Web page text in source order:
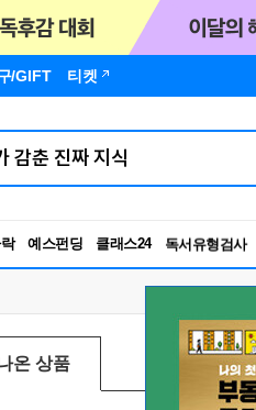
/GIFT 티켓
예스펀딩 클래스24
독서유형검사
RBTI Lab
독서유형검사
온 상품